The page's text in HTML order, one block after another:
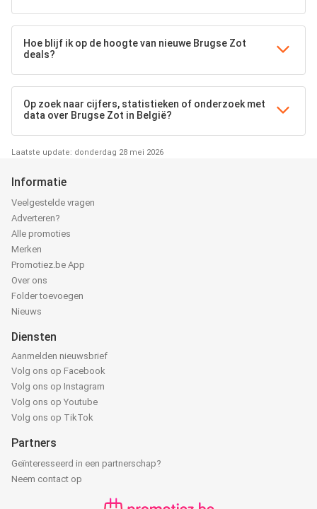
Hoe blijf ik op de hoogte van nieuwe Brugse Zot
deals?
Op zoek naar cijfers, statistieken of onderzoek met
data over Brugse Zot in België?
Laatste update: donderdag 28 mei 2026
Informatie
Veelgestelde vragen
Adverteren?
Alle promoties
Merken
Promotiez.be App
Over ons
Folder toevoegen
Nieuws
Diensten
Aanmelden nieuwsbrief
Volg ons op Facebook
Volg ons op Instagram
Volg ons op Youtube
Volg ons op TikTok
Partners
Geïnteresseerd in een partnerschap?
Neem contact op